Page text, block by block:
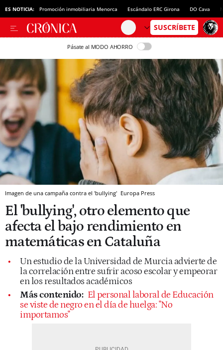
ES NOTICIA: Promoción inmobiliaria Menorca Escándalo ERC Girona DO Cava
Pásate al MODO AHORRO
Imagen de una campaña contra el 'bullying' Europa Press
El 'bullying', otro elemento que
afecta el bajo rendimiento en
matemáticas en Cataluña
Un estudio de la Universidad de Murcia advierte de
la correlación entre sufrir acoso escolar y empeorar
en los resultados académicos
Más contenido: El personal laboral de Educación
se viste de negro en el día de huelga: "No
importamos"